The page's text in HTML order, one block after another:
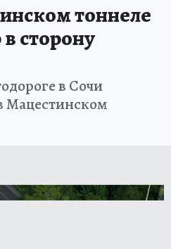
тоннеле
сторону
в Сочи
Мацестинском